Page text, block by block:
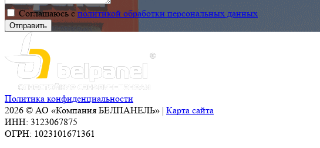
Соглашаюсь сполитикой обработки персональных данных
Политика конфиденциальности
2026 © АО «Компания БЕЛПАНЕЛЬ» | Карта сайта
ИНН: 3123067875
ОГРН: 1023101671361